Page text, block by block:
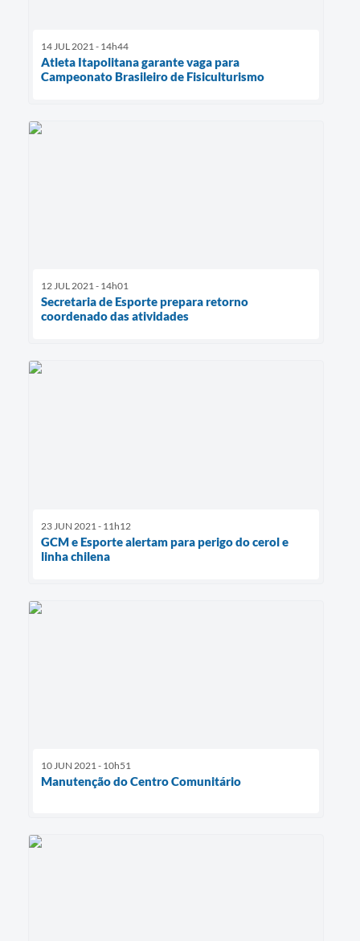
14 JUL 2021 - 14h44
Atleta Itapolitana garante vaga para
Campeonato Brasileiro de Fisiculturismo
12 JUL 2021 - 14h01
Secretaria de Esporte prepara retorno
coordenado das atividades
23 JUN 2021 - 11h12
GCM e Esporte alertam para perigo do cerol e
linha chilena
10 JUN 2021 - 10h51
Manutenção do Centro Comunitário